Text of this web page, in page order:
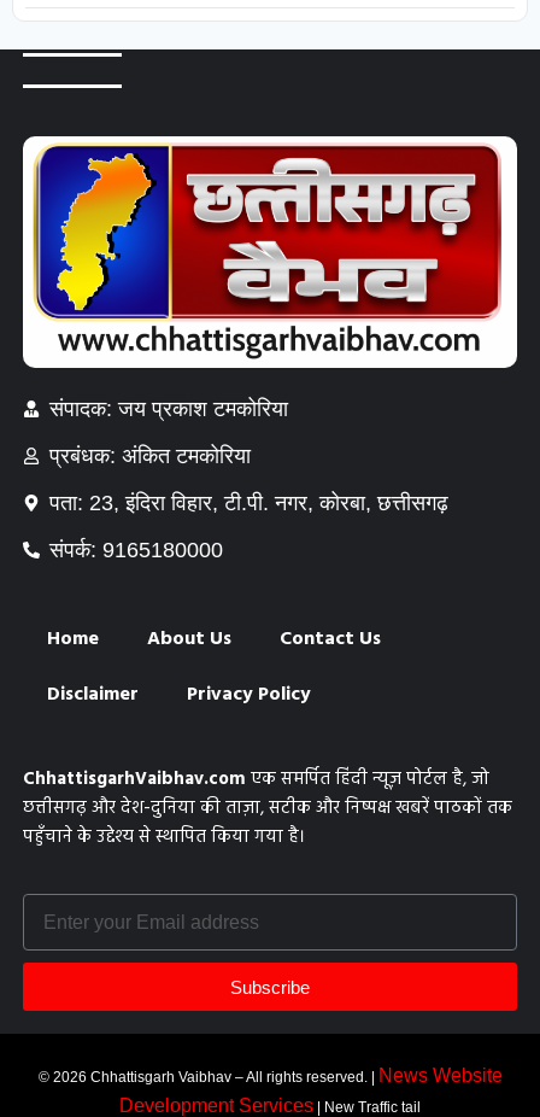
संपादक: जय प्रकाश टमकोरिया
प्रबंधक: अंकित टमकोरिया
पता: 23, इंदिरा विहार, टी.पी. नगर, कोरबा, छत्तीसगढ़
संपर्क: 9165180000
Home About Us
Contact Us
Disclaimer
Privacy Policy
ChhattisgarhVaibhav.com एक समर्पित हिंदी न्यूज़ पोर्टल है, जो
छत्तीसगढ़ और देश-दुनिया की ताज़ा, सटीक और निष्पक्ष खबरें पाठकों तक
पहुँचाने के उद्देश्य से स्थापित किया गया है।
Subscribe
© 2026 Chhattisgarh Vaibhav – All rights reserved. |
News Website
Development Services | New Traffic tail